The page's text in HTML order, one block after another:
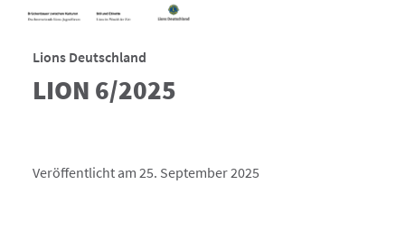
Lions Deutschland
LION 6/2025
Veröffentlicht am 25. September 2025